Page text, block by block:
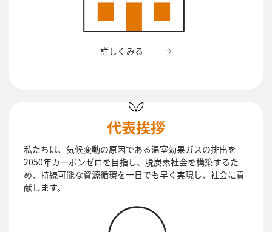
詳しくみる
代表挨拶
私たちは、気候変動の原因である温室効果ガスの排出を
2050年カーボンゼロを目指し、脱炭素社会を構築するた
め、持続可能な資源循環を一日でも早く実現し、社会に貢
献します。